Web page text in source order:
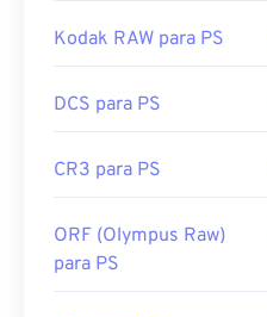
Kodak RAW para PS
DCS para PS
CR3 para PS
ORF (Olympus Raw)
para PS